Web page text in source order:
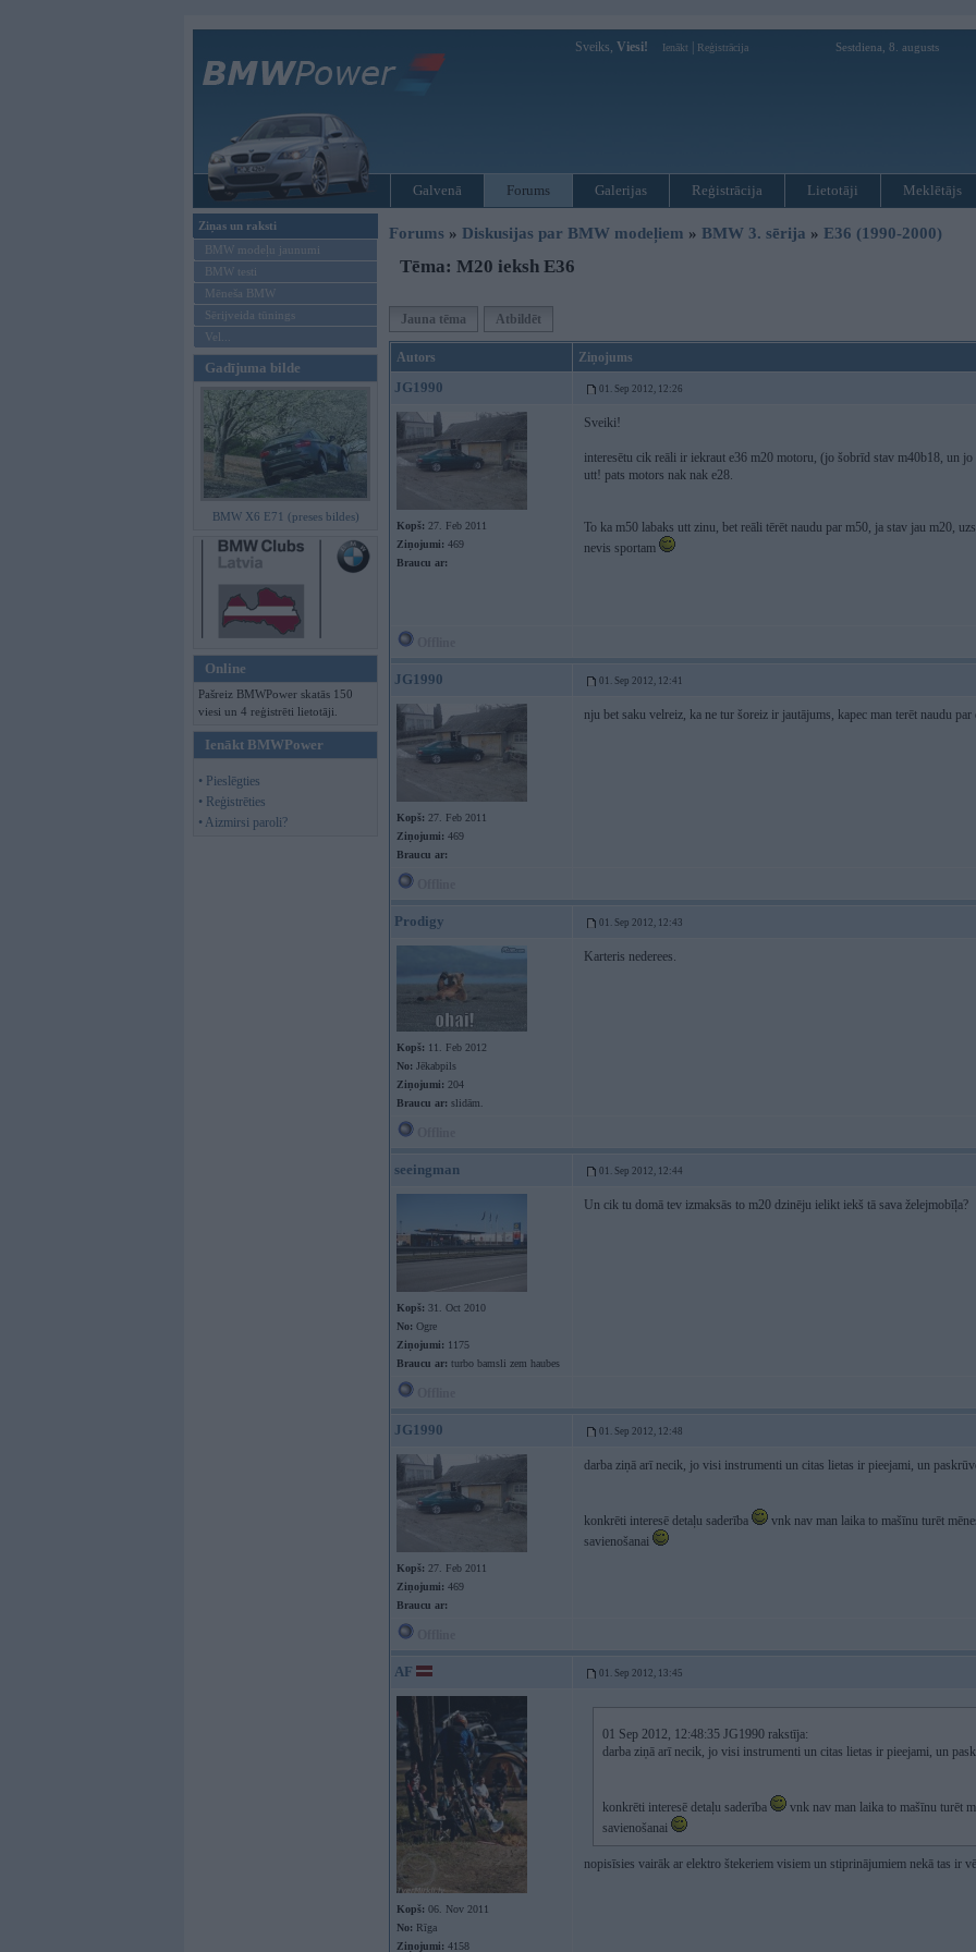
Sveiks, Viesi! Ienākt Reģistrācija Sestdiena, 8. augusts
Galvenā Forums Galerijas Reģistrācija Lietotāji Meklētājs
Ziņas un raksti
BMW modeļu jaunumi
BMW testi
Mēneša BMW
Sērijveida tūnings
Vel...
Gadījuma bilde
BMW X6 E71 (preses bildes)
Online
Pašreiz BMWPower skatās 150
viesi un 4 reģistrēti lietotāji.
Ienākt BMWPower
• Pieslēgties
• Reģistrēties
• Aizmirsi paroli?
Forums » Diskusijas par BMW modeļiem » BMW 3. sērija » E36 (1990-2000)
Tēma: M20 ieksh E36
Jauna tēma Atbildēt
Autors Ziņojums
JG1990 01. Sep 2012, 12:26
Kopš: 27. Feb 2011
Ziņojumi: 469
Braucu ar:
Sveiki!
interesētu cik reāli ir iekraut e36 m20 motoru, (jo šobrīd stav m40b18, un
utt! pats motors nak nak e28.
To ka m50 labaks utt zinu, bet reāli tērēt naudu par m50, ja stav jau m20,
nevis sportam
JG1990 01. Sep 2012, 12:41
Kopš: 27. Feb 2011
Ziņojumi: 469
Braucu ar:
nju bet saku velreiz, ka ne tur šoreiz ir jautājums, kapec man terēt naudu
Prodigy 01. Sep 2012, 12:43
Kopš: 11. Feb 2012
No: Jēkabpils
Ziņojumi: 204
Braucu ar: slidām.
Karteris nederees.
seeingman 01. Sep 2012, 12:44
Kopš: 31. Oct 2010
No: Ogre
Ziņojumi: 1175
Braucu ar: turbo bamsli zem haubes
Un cik tu domā tev izmaksās to m20 dzinēju ielikt iekš tā sava želejmobīļa?
JG1990 01. Sep 2012, 12:48
Kopš: 27. Feb 2011
Ziņojumi: 469
Braucu ar:
darba ziņā arī necik, jo visi instrumenti un citas lietas ir pieejami, un
konkrēti interesē detaļu saderība
vnk nav man laika to mašīnu turēt
savienošanai
AF 01. Sep 2012, 13:45
Kopš: 06. Nov 2011
No: Rīga
Ziņojumi: 4158
01 Sep 2012, 12:48:35 JG1990 rakstīja:
darba ziņā arī necik, jo visi instrumenti un citas lietas ir pieejami, un
konkrēti interesē detaļu saderība
vnk nav man laika to mašīnu turēt
savienošanai
nopisīsies vairāk ar elektro štekeriem visiem un stiprinājumiem nekā tas ir